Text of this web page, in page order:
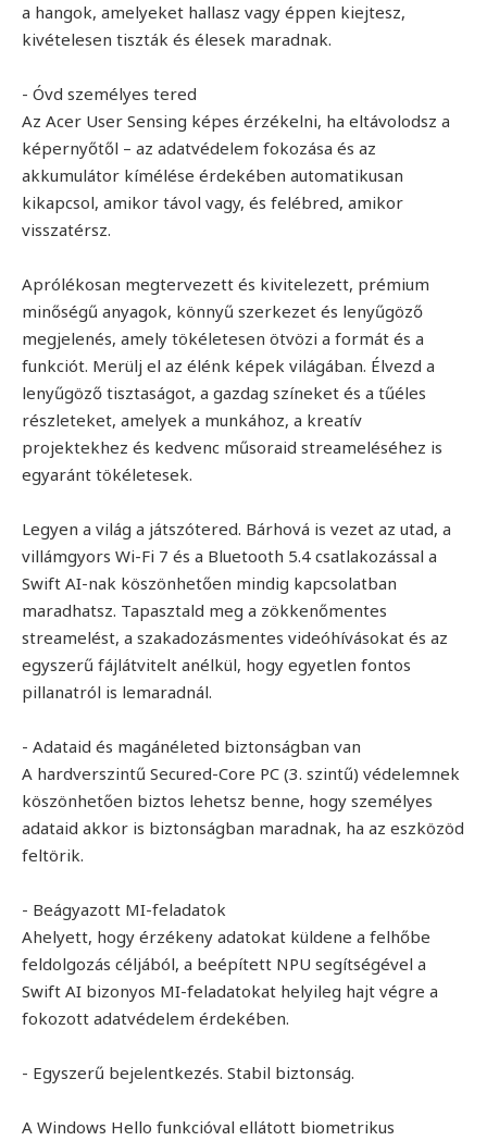
a hangok, amelyeket hallasz vagy éppen kiejtesz,
kivételesen tiszták és élesek maradnak.
- Óvd személyes tered
Az Acer User Sensing képes érzékelni, ha eltávolodsz a
képernyőtől – az adatvédelem fokozása és az
akkumulátor kímélése érdekében automatikusan
kikapcsol, amikor távol vagy, és felébred, amikor
visszatérsz.
Aprólékosan megtervezett és kivitelezett, prémium
minőségű anyagok, könnyű szerkezet és lenyűgöző
megjelenés, amely tökéletesen ötvözi a formát és a
funkciót. Merülj el az élénk képek világában. Élvezd a
lenyűgöző tisztaságot, a gazdag színeket és a tűéles
részleteket, amelyek a munkához, a kreatív
projektekhez és kedvenc műsoraid streameléséhez is
egyaránt tökéletesek.
Legyen a világ a játszótered. Bárhová is vezet az utad, a
villámgyors Wi-Fi 7 és a Bluetooth 5.4 csatlakozással a
Swift AI-nak köszönhetően mindig kapcsolatban
maradhatsz. Tapasztald meg a zökkenőmentes
streamelést, a szakadozásmentes videóhívásokat és az
egyszerű fájlátvitelt anélkül, hogy egyetlen fontos
pillanatról is lemaradnál.
- Adataid és magánéleted biztonságban van
A hardverszintű Secured-Core PC (3. szintű) védelemnek
köszönhetően biztos lehetsz benne, hogy személyes
adataid akkor is biztonságban maradnak, ha az eszközöd
feltörik.
- Beágyazott MI-feladatok
Ahelyett, hogy érzékeny adatokat küldene a felhőbe
feldolgozás céljából, a beépített NPU segítségével a
Swift AI bizonyos MI-feladatokat helyileg hajt végre a
fokozott adatvédelem érdekében.
- Egyszerű bejelentkezés. Stabil biztonság.
A Windows Hello funkcióval ellátott biometrikus